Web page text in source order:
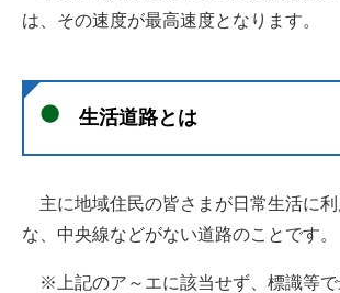
は、その速度が最高速度となります。
生活道路とは
主に地域住民の皆さまが日常生活に利
な、中央線などがない道路のことです。
※上記のア～エに該当せず、標識等で